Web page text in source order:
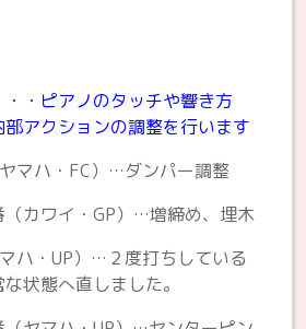
・ピアノのタッチや響き方
アクションの調整を行います
マハ・FC）…ダンパー調整
カワイ・GP）…増締め、埋木
ハ・UP）…２度打ちしている
状態へ直しました。